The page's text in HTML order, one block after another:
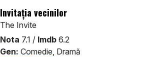
Invitația vecinilor
The Invite
Nota 7.1 / Imdb 6.2
Gen: Comedie, Dramă